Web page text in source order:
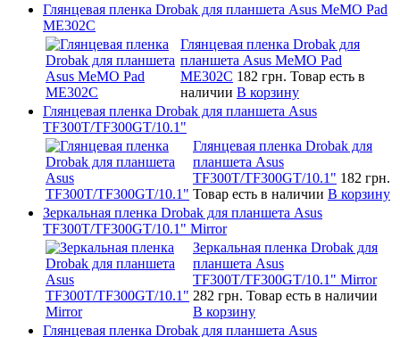
Глянцевая пленка Drobak для планшета Asus MeMO Pad
ME302C
Глянцевая пленка Drobak для
планшета Asus MeMO Pad
ME302C 182 грн. Товар есть в
наличии В корзину
Глянцевая пленка Drobak для планшета Asus
TF300T/TF300GT/10.1"
Глянцевая пленка Drobak для
планшета Asus
TF300T/TF300GT/10.1" 182 грн.
Товар есть в наличии В корзину
Зеркальная пленка Drobak для планшета Asus
TF300T/TF300GT/10.1" Mirror
Зеркальная пленка Drobak для
планшета Asus
TF300T/TF300GT/10.1" Mirror
282 грн. Товар есть в наличии
В корзину
Глянцевая пленка Drobak для планшета Asus